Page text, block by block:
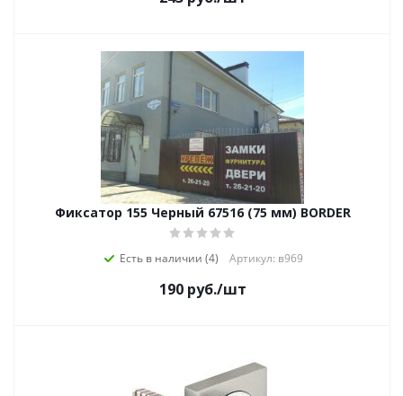
Фиксатор 155 Черный 67516 (75 мм) BORDER
Есть в наличии (4) Артикул: в969
190руб./шт